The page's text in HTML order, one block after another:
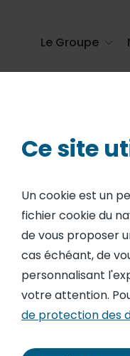
Le Groupe
DÉCLARATIONS
au
Ce site
Un cookie est un
fichier cookie du
de vous proposer
cas échéant, de
personnalisant
votre attention.
de protection des